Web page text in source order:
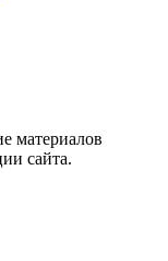
материалов
сайта.